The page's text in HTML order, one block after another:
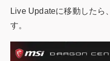
Live Updateに移動したら
す。